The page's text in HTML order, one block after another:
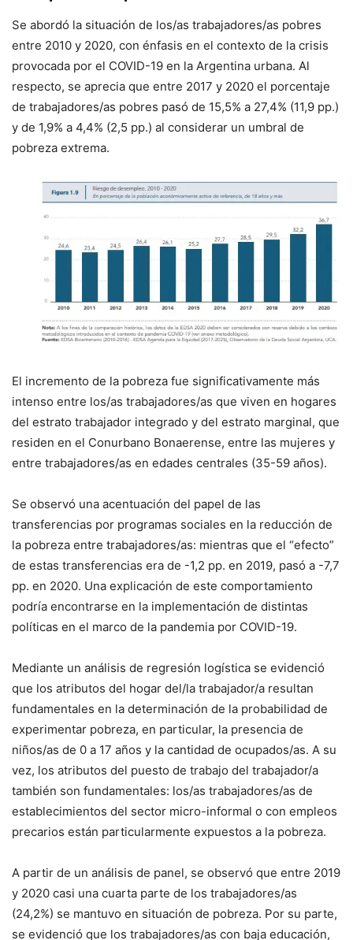
Se abordó la situación de los/as trabajadores/as pobres
entre 2010 y 2020, con énfasis en el contexto de la crisis
provocada por el COVID-19 en la Argentina urbana. Al
respecto, se aprecia que entre 2017 y 2020 el porcentaje
de trabajadores/as pobres pasó de 15,5% a 27,4% (11,9 pp.)
y de 1,9% a 4,4% (2,5 pp.) al considerar un umbral de
pobreza extrema.
El incremento de la pobreza fue significativamente más
intenso entre los/as trabajadores/as que viven en hogares
del estrato trabajador integrado y del estrato marginal, que
residen en el Conurbano Bonaerense, entre las mujeres y
entre trabajadores/as en edades centrales (35-59 años).
Se observó una acentuación del papel de las
transferencias por programas sociales en la reducción de
la pobreza entre trabajadores/as: mientras que el “efecto”
de estas transferencias era de -1,2 pp. en 2019, pasó a -7,7
pp. en 2020. Una explicación de este comportamiento
podría encontrarse en la implementación de distintas
políticas en el marco de la pandemia por COVID-19.
Mediante un análisis de regresión logística se evidenció
que los atributos del hogar del/la trabajador/a resultan
fundamentales en la determinación de la probabilidad de
experimentar pobreza, en particular, la presencia de
niños/as de 0 a 17 años y la cantidad de ocupados/as. A su
vez, los atributos del puesto de trabajo del trabajador/a
también son fundamentales: los/as trabajadores/as de
establecimientos del sector micro-informal o con empleos
precarios están particularmente expuestos a la pobreza.
A partir de un análisis de panel, se observó que entre 2019
y 2020 casi una cuarta parte de los trabajadores/as
(24,2%) se mantuvo en situación de pobreza. Por su parte,
se evidenció que los trabajadores/as con baja educación,